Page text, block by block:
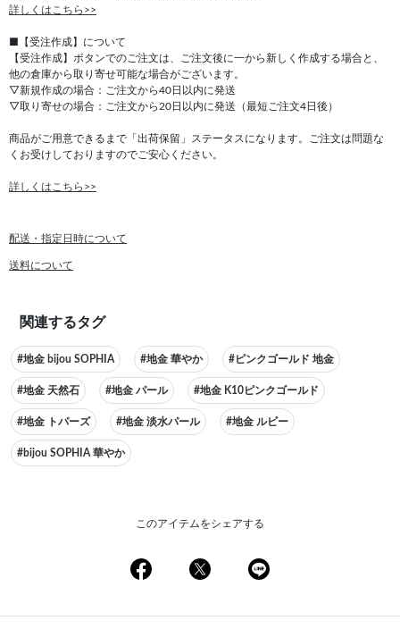
詳しくはこちら>>
■【受注作成】について
【受注作成】ボタンでのご注文は、ご注文後に一から新しく作成する場合と、
他の倉庫から取り寄せ可能な場合がございます。
▽新規作成の場合：ご注文から40日以内に発送
▽取り寄せの場合：ご注文から20日以内に発送（最短ご注文4日後）
商品がご用意できるまで「出荷保留」ステータスになります。ご注文は問題な
くお受けしておりますのでご安心ください。
詳しくはこちら>>
配送・指定日時について
送料について
関連するタグ
#地金 bijou SOPHIA #地金 華やか #ピンクゴールド 地金
#地金 天然石 #地金 パール #地金 K10ピンクゴールド
#地金 トパーズ #地金 淡水パール #地金 ルビー
#bijou SOPHIA 華やか
このアイテムをシェアする